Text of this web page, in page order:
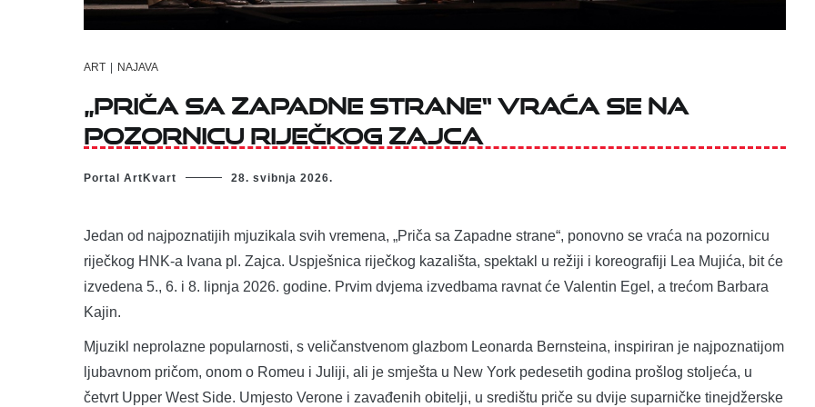
ART | NAJAVA
„Priča sa Zapadne strane“ vraća se na
pozornicu riječkog Zajca
Portal ArtKvart 28. svibnja 2026.
Jedan od najpoznatijih mjuzikala svih vremena, „Priča sa Zapadne strane“, ponovno se vraća na pozornicu
riječkog HNK-a Ivana pl. Zajca. Uspješnica riječkog kazališta, spektakl u režiji i koreografiji Lea Mujića, bit će
izvedena 5., 6. i 8. lipnja 2026. godine. Prvim dvjema izvedbama ravnat će Valentin Egel, a trećom Barbara
Kajin.
Mjuzikl neprolazne popularnosti, s veličanstvenom glazbom Leonarda Bernsteina, inspiriran je najpoznatijom
ljubavnom pričom, onom o Romeu i Juliji, ali je smješta u New York pedesetih godina prošlog stoljeća, u
četvrt Upper West Side. Umjesto Verone i zavađenih obitelji, u središtu priče su dvije suparničke tinejdžerske